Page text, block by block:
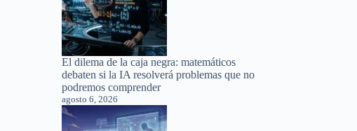
El dilema de la caja negra: matemáticos
debaten si la IA resolverá problemas que no
podremos comprender
agosto 6, 2026